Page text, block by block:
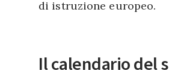
di istruzione europeo.
Il calendario del